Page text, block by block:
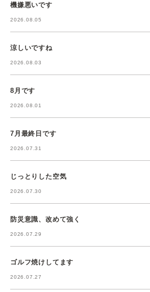
機嫌悪いです
2026.08.05
涼しいですね
2026.08.03
8月です
2026.08.01
7月最終日です
2026.07.31
じっとりした空気
2026.07.30
防災意識、改めて強く
2026.07.29
ゴルフ焼けしてます
2026.07.27